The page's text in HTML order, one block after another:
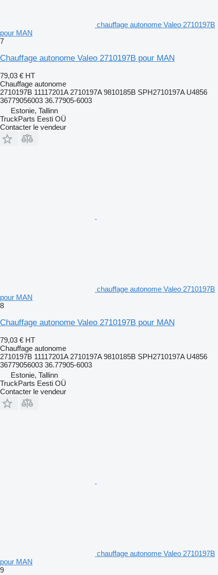
chauffage autonome Valeo 2710197B
pour MAN
7
Chauffage autonome Valeo 2710197B pour MAN
79,03 € HT
Chauffage autonome
2710197B 11117201A 2710197A 9810185B SPH2710197A U4856
36779056003 36.77905-6003
Estonie, Tallinn
TruckParts Eesti OÜ
Contacter le vendeur
chauffage autonome Valeo 2710197B
pour MAN
8
Chauffage autonome Valeo 2710197B pour MAN
79,03 € HT
Chauffage autonome
2710197B 11117201A 2710197A 9810185B SPH2710197A U4856
36779056003 36.77905-6003
Estonie, Tallinn
TruckParts Eesti OÜ
Contacter le vendeur
chauffage autonome Valeo 2710197B
pour MAN
9